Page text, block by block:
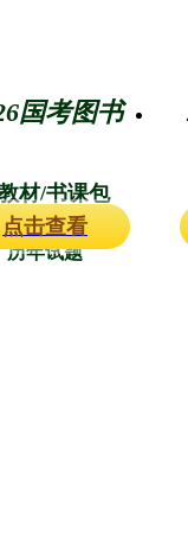
国考图书
材/书课包
历年试题
点击查看